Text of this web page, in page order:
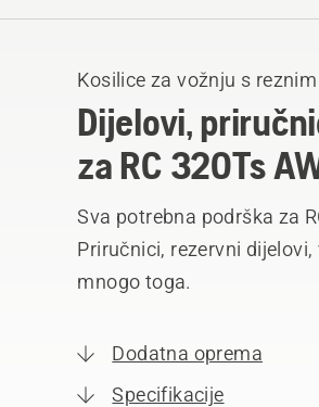
Kosilice za vožnju s
Dijelovi,
za RC 320Ts
Sva potrebna podrška za
Priručnici, rezervni
mnogo toga.
Dodatna oprema
Specifikacije